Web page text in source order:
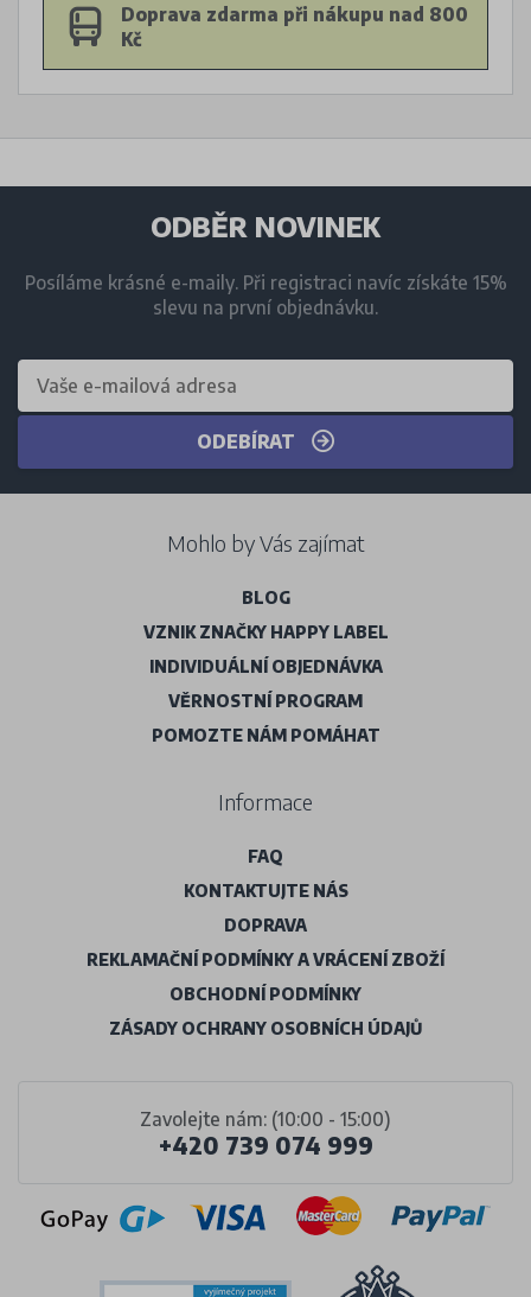
Doprava zdarma při nákupu nad 800
Kč
ODBĚR NOVINEK
Posíláme krásné e-maily. Při registraci navíc získáte 15%
slevu na první objednávku.
ODEBÍRAT
Zavolejte nám: (10:00 - 15:00)
+420 739 074 999
Mohlo by Vás zajímat
BLOG
VZNIK ZNAČKY HAPPY LABEL
INDIVIDUÁLNÍ OBJEDNÁVKA
VĚRNOSTNÍ PROGRAM
POMOZTE NÁM POMÁHAT
Informace
FAQ
KONTAKTUJTE NÁS
DOPRAVA
REKLAMAČNÍ PODMÍNKY A VRÁCENÍ ZBOŽÍ
OBCHODNÍ PODMÍNKY
ZÁSADY OCHRANY OSOBNÍCH ÚDAJŮ